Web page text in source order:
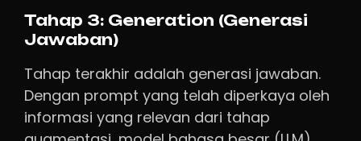
Tahap 3: Generation (Generasi
Jawaban)
Tahap terakhir adalah generasi jawaban.
Dengan prompt yang telah diperkaya oleh
informasi yang relevan dari tahap